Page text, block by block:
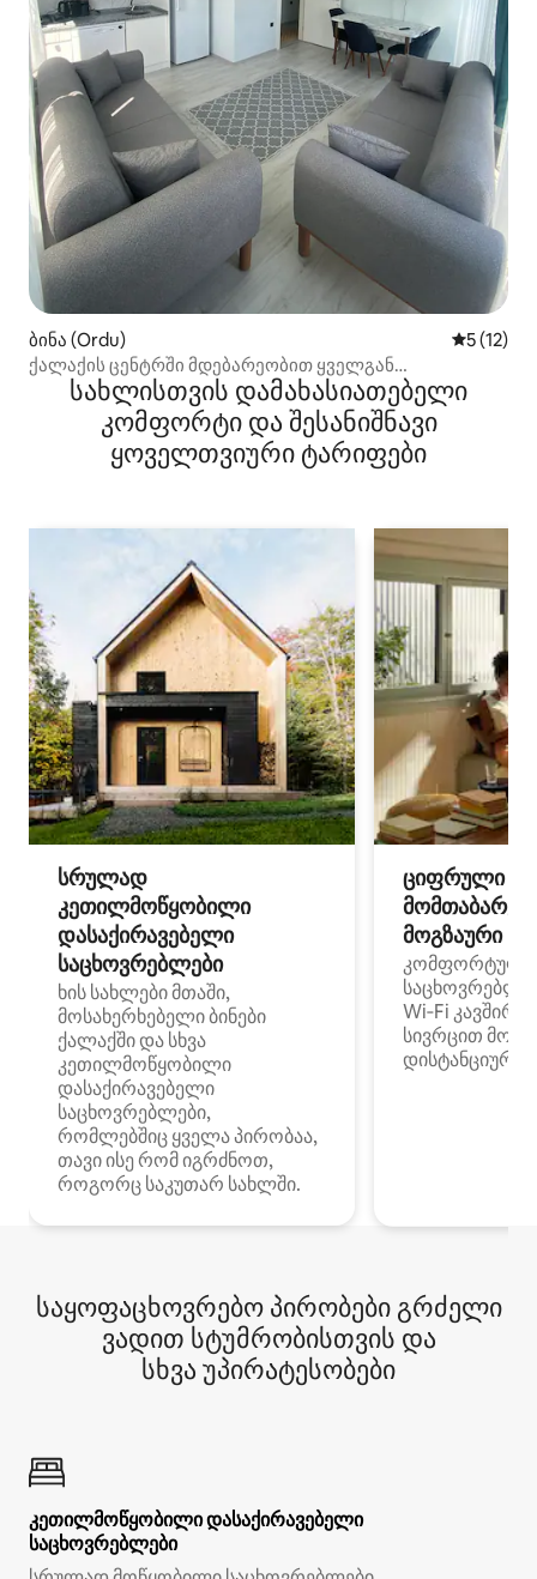
ბინა (Ordu) საშუალო
5 (12)
ქალაქის ცენტრში მდებარეობით ყველგან
მისასვლელია.
სახლისთვის დამახასიათებელი
კომფორტი და შესანიშნავი
ყოველთვიური ტარიფები
სრულად
კეთილმოწყობილი
დასაქირავებელი
საცხოვრებლები
ხის სახლები მთაში,
მოსახერხებელი ბინები
ქალაქში და სხვა
კეთილმოწყობილი
დასაქირავებელი
საცხოვრებლები,
რომლებშიც ყველა პირობაა,
თავი ისე რომ იგრძნოთ,
როგორც საკუთარ სახლში.
ციფრული
მოგზაური
კომფორტული
Wi‑Fi
სივრცით
დისტანციური
საყოფაცხოვრებო პირობები გრძელი
ვადით სტუმრობისთვის და
სხვა უპირატესობები
კეთილმოწყობილი დასაქირავებელი
საცხოვრებლები